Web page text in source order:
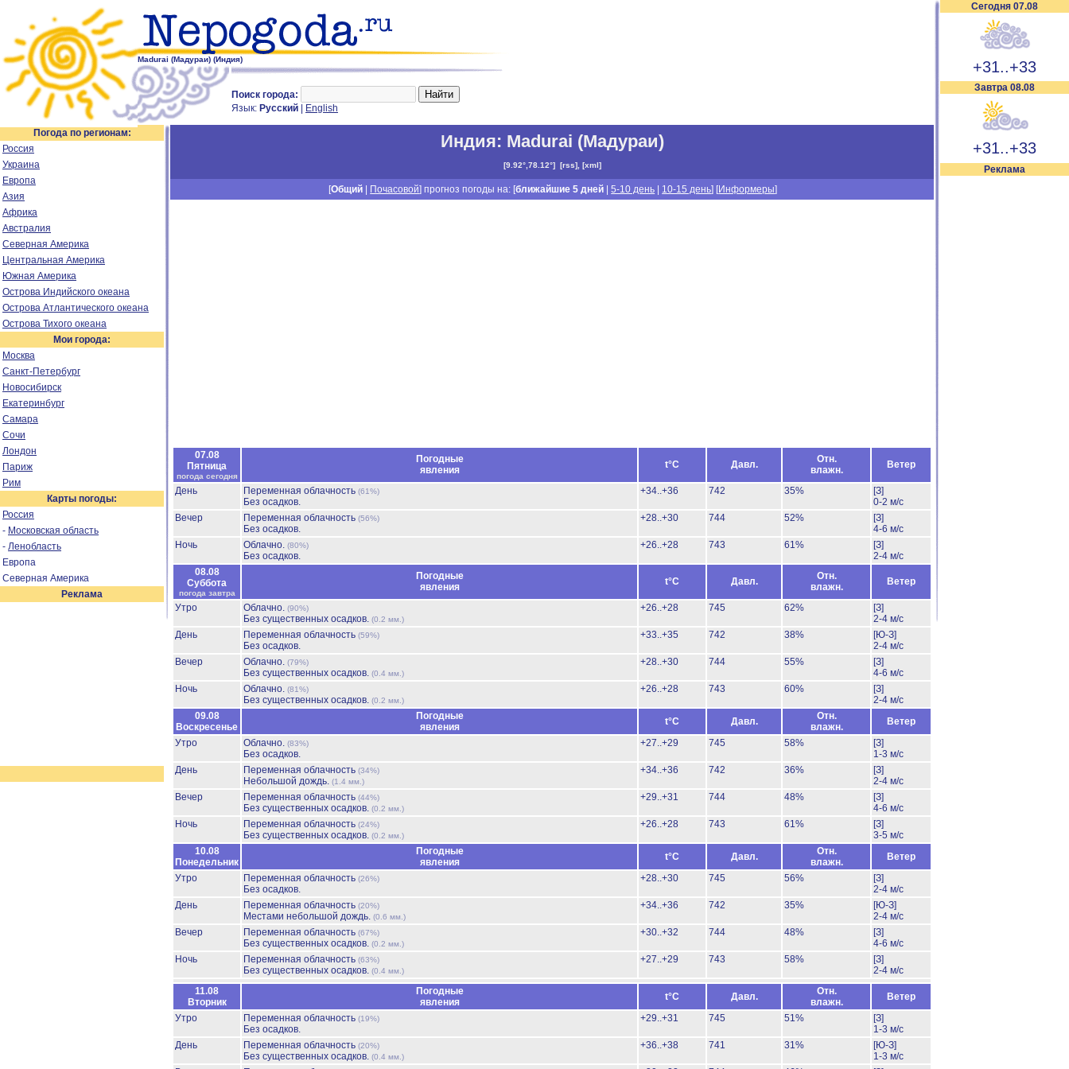
Madurai (Мадураи) (Индия)
Поиск города:
Язык: Русский English
Сегодня 07.08
+31..+33
Завтра 08.08
+31..+33
Реклама
Погода по регионам:
Россия
Украина
Европа
Азия
Африка
Австралия
Северная Америка
Центральная Америка
Южная Америка
Острова Индийского океана
Острова Атлантического океана
Острова Тихого океана
Мои города:
Москва
Санкт-Петербург
Новосибирск
Екатеринбург
Самара
Сочи
Лондон
Париж
Рим
Карты погоды:
Россия
- Московская область
- Ленобласть
Европа
Северная Америка
Реклама
Индия: Madurai (Мадураи)
[9.92°,78.12°] [rss], [xml]
[Общий Почасовой] прогноз погоды на: [ближайшие 5 дней |5-10 день 10-15 день] [Информеры]
07.08
Пятница
погода сегодня
Погодные
явления
t°C Давл.
Отн.
влажн.
Ветер
День Переменная облачность (61%)
Без осадков.
+34..+36 742 35%
[З]
0-2 м/с
Вечер
Переменная облачность (56%)
Без осадков.
+28..+30 744 52%
[З]
4-6 м/с
Ночь
Облачно. (80%)
Без осадков.
+26..+28 743 61%
[З]
2-4 м/с
08.08
Суббота
погода завтра
Погодные
явления
t°C Давл.
Отн.
влажн.
Ветер
Утро Облачно. (90%)
Без существенных осадков. (0.2 мм.)
+26..+28 745 62%
[З]
2-4 м/с
День
Переменная облачность (59%)
Без осадков.
+33..+35 742 38%
[Ю-З]
2-4 м/с
Вечер
Облачно. (79%)
Без существенных осадков. (0.4 мм.)
+28..+30 744 55%
[З]
4-6 м/с
Ночь
Облачно. (81%)
Без существенных осадков. (0.2 мм.)
+26..+28 743 60%
[З]
2-4 м/с
09.08
Воскресенье
Погодные
явления
t°C Давл.
Отн.
влажн.
Ветер
Утро
Облачно. (83%)
Без осадков.
+27..+29 745 58%
[З]
1-3 м/с
День
Переменная облачность (34%)
Небольшой дождь. (1.4 мм.)
+34..+36 742 36%
[З]
2-4 м/с
Вечер
Переменная облачность (44%)
Без существенных осадков. (0.2 мм.)
+29..+31 744 48%
[З]
4-6 м/с
Ночь
Переменная облачность (24%)
Без существенных осадков. (0.2 мм.)
+26..+28 743 61%
[З]
3-5 м/с
10.08
Понедельник
Погодные
явления
t°C Давл.
Отн.
влажн.
Ветер
Утро
Переменная облачность (26%)
Без осадков.
+28..+30 745 56%
[З]
2-4 м/с
День
Переменная облачность (20%)
Местами небольшой дождь. (0.6 мм.)
+34..+36 742 35%
[Ю-З]
2-4 м/с
Вечер
Переменная облачность (67%)
Без существенных осадков. (0.2 мм.)
+30..+32 744 48%
[З]
4-6 м/с
Ночь
Переменная облачность (63%)
Без существенных осадков. (0.4 мм.)
+27..+29 743 58%
[З]
2-4 м/с
11.08
Вторник
Погодные
явления
t°C Давл.
Отн.
влажн.
Ветер
Утро
Переменная облачность (19%)
Без осадков.
+29..+31 745 51%
[З]
1-3 м/с
День
Переменная облачность (20%)
Без существенных осадков. (0.4 мм.)
+36..+38 741 31%
[Ю-З]
1-3 м/с